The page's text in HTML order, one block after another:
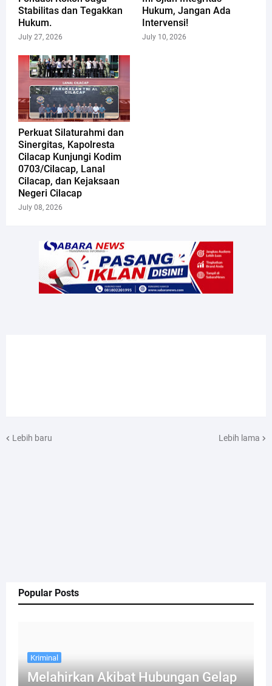
Popular Posts
Kriminal
Melahirkan Akibat Hubungan Gelap
Stabilitas dan Tegakkan
Hukum.
July 27, 2026
Hukum, Jangan Ada
Intervensi!
July 10, 2026
Perkuat Silaturahmi dan
Sinergitas, Kapolresta
Cilacap Kunjungi Kodim
0703/Cilacap, Lanal
Cilacap, dan Kejaksaan
Negeri Cilacap
July 08, 2026
Lebih baru Lebih lama